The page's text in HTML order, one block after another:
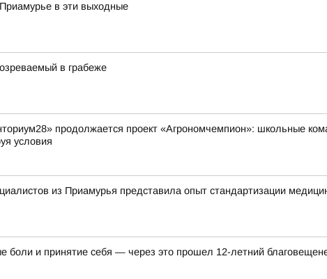
в эти выходные
в грабеже
продолжается проект «Агрономчемпион»: школьные
условия
из Приамурья представила опыт стандартизации
боли и принятие себя — через это прошел 12-летний